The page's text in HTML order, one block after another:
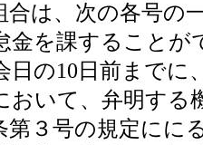
は、次の各号の
金を課すること
日の10日前まで
おいて、弁明する
第３号の規定に